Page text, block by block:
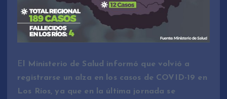
El Ministerio de Salud informó que volvió a
registrarse un alza en los casos de COVID-19 en
Los Ríos, ya que en la última jornada se